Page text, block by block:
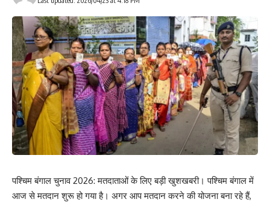
पश्चिम बंगाल चुनाव 2026: मतदाताओं के लिए बड़ी खुशखबरी। पश्चिम बंगाल में
आज से मतदान शुरू हो गया है। अगर आप मतदान करने की योजना बना रहे हैं,